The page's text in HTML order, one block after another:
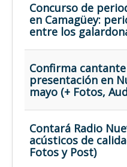
Concurso de
en Camagüey:
entre los
Confirma
presentación en
mayo (+ Fotos,
Contará Radio
acústicos de
Fotos y Post)